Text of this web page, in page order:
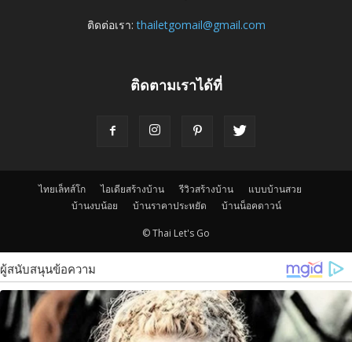
ติดต่อเรา:thailetgomail@gmail.com
ติดตามเราได้ที่
ไทยเล็ทส์โก ไอเดียสร้างบ้าน รีวิวสร้างบ้าน
แบบบ้านสวย
บ้านงบน้อย
บ้านราคาประหยัด บ้านน็อคดาวน์
© Thai Let's Go